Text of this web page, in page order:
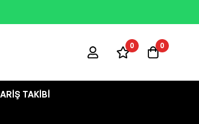
0 0
TAKIBI